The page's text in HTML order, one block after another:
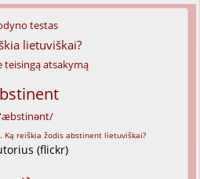
testas
lietuviškai?
teisingą atsakymą
(flickr)